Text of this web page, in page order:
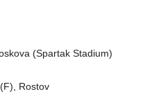
(Spartak Stadium)
Rostov